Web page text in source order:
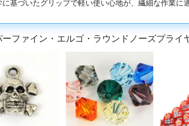
に基づいたグリップで軽い使い心地が、繊細な作業に
ーファイン・エルゴ・ラウンドノーズプライ